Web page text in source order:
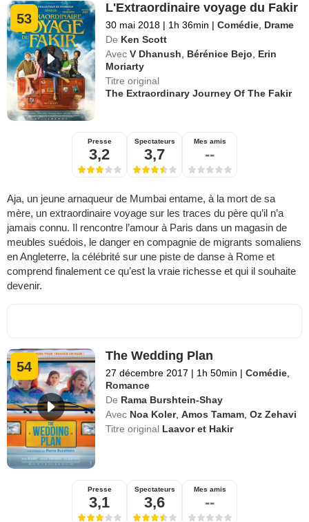
53
L'Extraordinaire voyage du Fakir
30 mai 2018 | 1h 36min | Comédie Drame
De Ken Scott
Avec V Dhanush Bérénice Bejo
Erin
Moriarty
Titre original
The Extraordinary Journey Of The Fakir
Presse
3,2
Spectateurs
3,7
Mes amis
--
Aja, un jeune arnaqueur de Mumbai entame, à la mort de sa
mère, un extraordinaire voyage sur les traces du père qu’il n’a
jamais connu. Il rencontre l’amour à Paris dans un magasin de
meubles suédois, le danger en compagnie de migrants somaliens
en Angleterre, la célébrité sur une piste de danse à Rome et
comprend finalement ce qu’est la vraie richesse et qui il souhaite
devenir.
54
The Wedding Plan
27 décembre 2017 | 1h 50min | Comédie
Romance
De Rama Burshtein-Shay
Avec Noa Koler,Amos Tamam ,Oz Zehavi
Titre original Laavor et Hakir
Presse
3,1
Spectateurs
3,6
Mes amis
--